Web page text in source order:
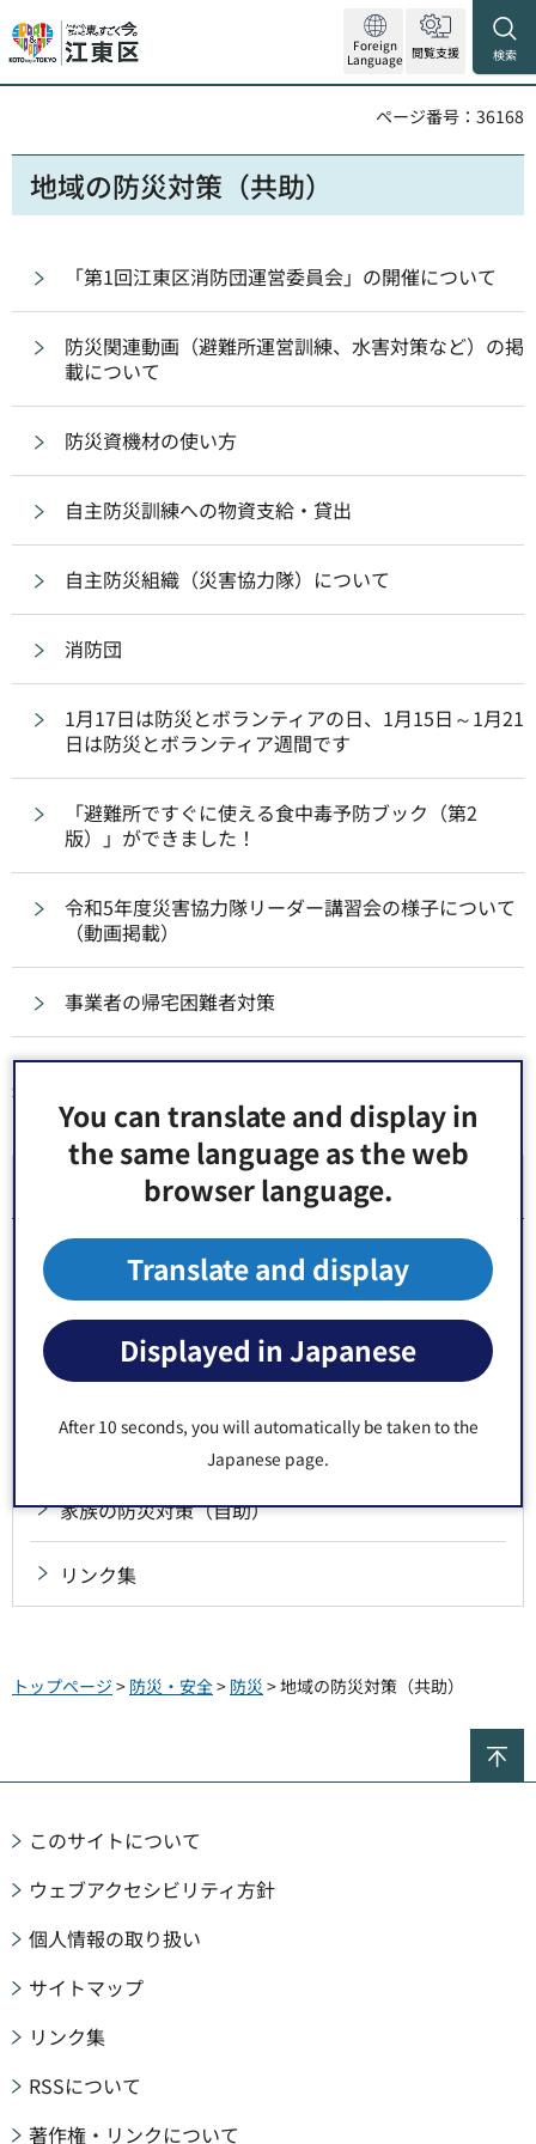
You can translate and display in
the same language as the web
browser language.
Translate and display
Displayed in Japanese
After 10 seconds, you will automatically be taken to the
Japanese page.
Foreign
Language 閲覧支援 検索
ページ番号：36168
地域の防災対策（共助）
「第1回江東区消防団運営委員会」の開催について
防災関連動画（避難所運営訓練、水害対策など）の掲
載について
防災資機材の使い方
自主防災訓練への物資支給・貸出
自主防災組織（災害協力隊）について
消防団
1月17日は防災とボランティアの日、1月15日～1月21
日は防災とボランティア週間です
「避難所ですぐに使える食中毒予防ブック（第2
版）」ができました！
令和5年度災害協力隊リーダー講習会の様子について
（動画掲載）
事業者の帰宅困難者対策
同じ分類から探す
江東区防災ポータルと江東区防災アプリについて
防災マップ・ハザードマップ
江東区の防災対策（公助）
地域の防災対策（共助）
家族の防災対策（自助）
リンク集
トップページ > 防災・安全> 防災 > 地域の防災対策（共助）
このサイトについて
ウェブアクセシビリティ方針
個人情報の取り扱い
サイトマップ
リンク集
RSSについて
著作権・リンクについて